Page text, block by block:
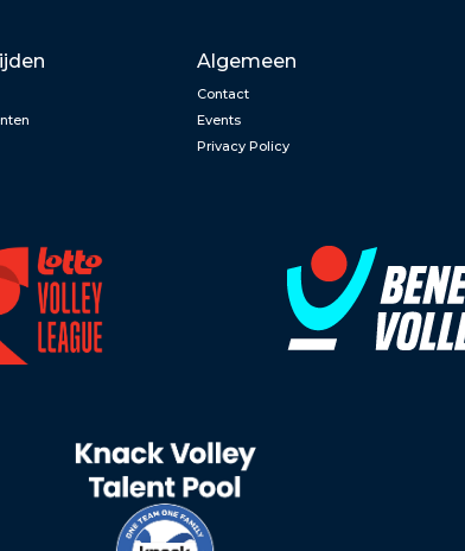
Algemeen
Contact
Events
Privacy Policy